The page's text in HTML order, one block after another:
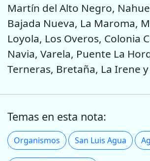
Martín del Alto Negro,
Bajada Nueva, La Maroma,
Loyola, Los Overos, Colonia
Navia, Varela, Puente La
Terneras, Bretaña, La Irene y
Temas en esta nota:
Organismos San Luis Agua